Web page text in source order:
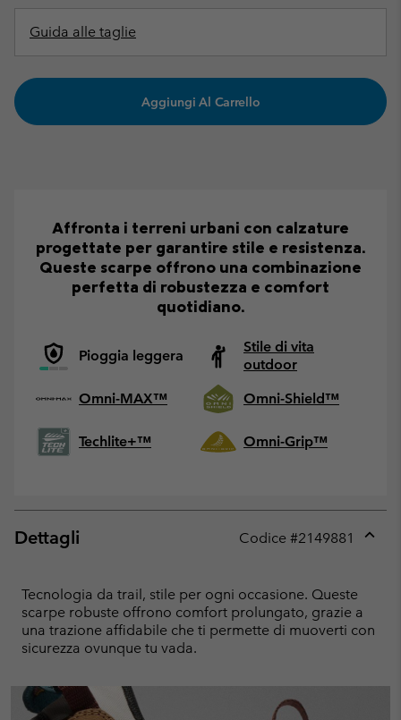
Guida alle taglie
Aggiungi Al Carrello
Affronta i terreni urbani con calzature
progettate per garantire stile e resistenza.
Queste scarpe offrono una combinazione
perfetta di robustezza e comfort
quotidiano.
Pioggia leggera
Stile di vita
outdoor
Omni-MAX™
Omni-Shield™
Techlite+™ Omni-Grip™
Dettagli Codice #2149881
Tecnologia da trail, stile per ogni occasione. Queste
scarpe robuste offrono comfort prolungato, grazie a
una trazione affidabile che ti permette di muoverti con
sicurezza ovunque tu vada.